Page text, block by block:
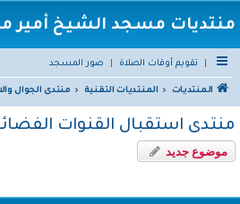
منتديات مسجد الشيخ أمير
تقويم أوقات الصلاة صور المسجد
المنتديات المنتديات التقنية
منتدى استقبال القنوات
موضوع جديد